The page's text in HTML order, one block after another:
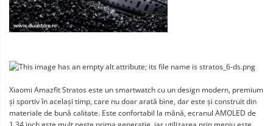
Xiaomi Amazfit Stratos este un smartwatch cu un design modern, premium
și sportiv în același timp, care nu doar arată bine, dar este și construit din
materiale de bună calitate. Este confortabil la mână, ecranul AMOLED de